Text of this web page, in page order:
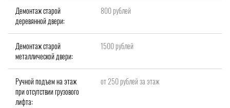
Демонтаж старой
деревянной двери:
800 рублей
Демонтаж старой
металлической двери:
1500 рублей
Ручной подъем на этаж
при отсутствии грузового
лифта:
от 250 рублей за этаж